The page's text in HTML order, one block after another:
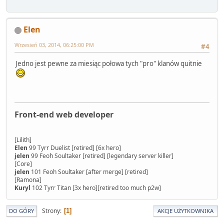
Elen
#4
Wrzesień 03, 2014, 06:25:00 PM
Jedno jest pewne za miesiąc połowa tych "pro" klanów quitnie
Front-end web developer
[Lilith]
Elen 99 Tyrr Duelist [retired] [6x hero]
jelen 99 Feoh Soultaker [retired] [legendary server killer]
[Core]
jelen 101 Feoh Soultaker [after merge] [retired]
[Ramona]
Kuryl 102 Tyrr Titan [3x hero][retired too much p2w]
DO GÓRY Strony 1 AKCJE UŻYTKOWNIKA